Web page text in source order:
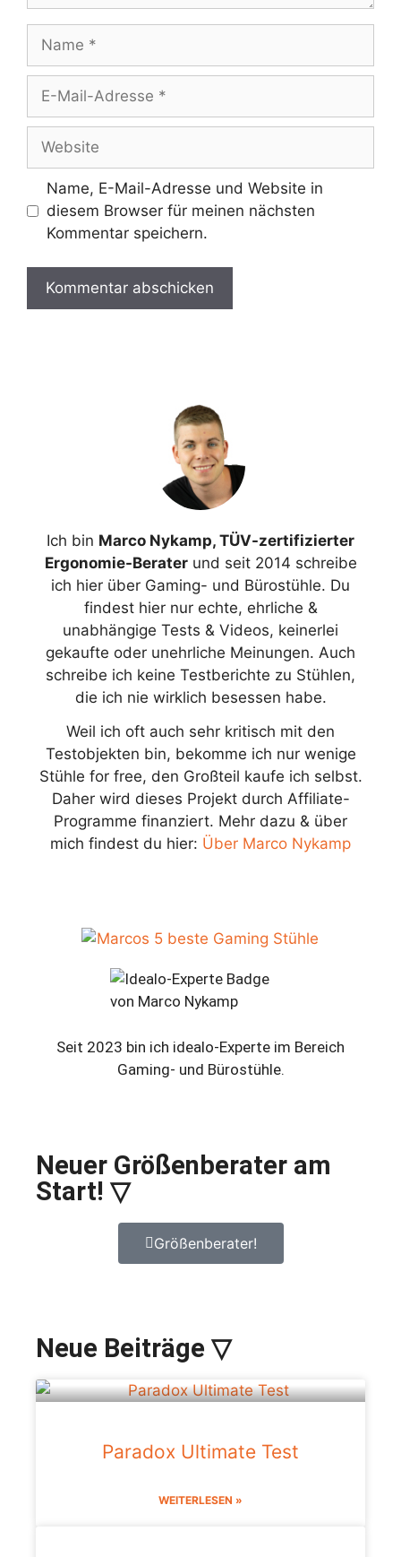
Name, E-Mail-Adresse und Website in
diesem Browser für meinen nächsten
Kommentar speichern.
Ich bin Marco Nykamp, TÜV-zertifizierter
Ergonomie-Beraterund seit 2014 schreibe
ich hier über Gaming- und Bürostühle. Du
findest hier nur echte, ehrliche &
unabhängige Tests & Videos, keinerlei
gekaufte oder unehrliche Meinungen. Auch
schreibe ich keine Testberichte zu Stühlen,
die ich nie wirklich besessen habe.
Weil ich oft auch sehr kritisch mit den
Testobjekten bin, bekomme ich nur wenige
Stühle for free, den Großteil kaufe ich selbst.
Daher wird dieses Projekt durch Affiliate-
Programme finanziert. Mehr dazu & über
mich findest du hier: Über Marco Nykamp
Seit 2023 bin ich idealo-Experte im Bereich
Gaming- und Bürostühle.
Neuer Größenberater am
Start! ▽
Größenberater!
Neue Beiträge ▽
Paradox Ultimate Test
WEITERLESEN »